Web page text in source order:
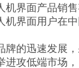
机界面产品销售
机界面用户在
牌的迅速发展
进攻低端市场，